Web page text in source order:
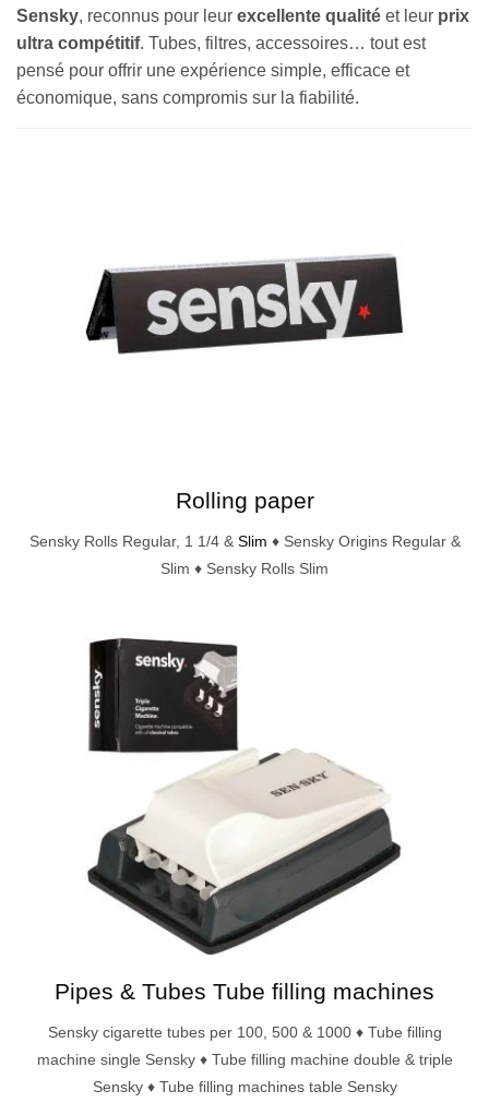
Sensky, reconnus pour leur excellente qualité et leur prix
ultra compétitif. Tubes, filtres, accessoires… tout est
pensé pour offrir une expérience simple, efficace et
économique, sans compromis sur la fiabilité.
Rolling paper
Sensky Rolls Regular, 1 1/4 & Slim ♦ Sensky Origins Regular &
Slim ♦ Sensky Rolls Slim
Pipes & Tubes Tube filling machines
Sensky cigarette tubes per 100, 500 & 1000 ♦ Tube filling
machine single Sensky ♦ Tube filling machine double & triple
Sensky ♦ Tube filling machines table Sensky